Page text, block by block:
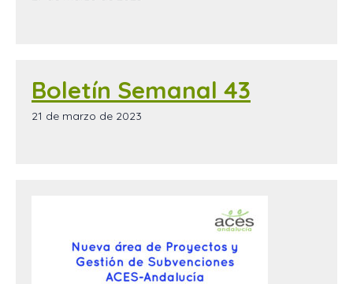
Boletín Semanal 43
21 de marzo de 2023